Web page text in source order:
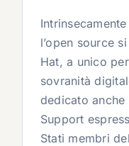
l’open source
Hat, a unico
sovranità
dedicato
Support
Stati membri